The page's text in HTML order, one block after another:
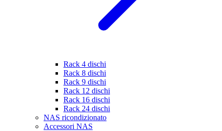
Rack 4 dischi
Rack 8 dischi
Rack 9 dischi
Rack 12 dischi
Rack 16 dischi
Rack 24 dischi
NAS ricondizionato
Accessori NAS